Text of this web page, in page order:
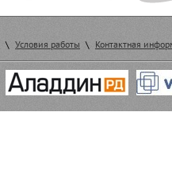
\ Условия работы \ Контактная